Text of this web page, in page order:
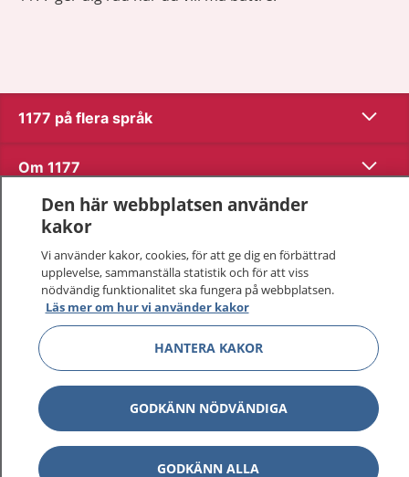
1177 på flera språk Visa
Om 1177 Visa
Kontakt
Behandling av personuppgifter
Hantering av kakor
Inställningar för kakor
1177 – en tjänst frånInera.
Den här webbplatsen använder
kakor
Vi använder kakor, cookies, för att ge dig en förbättrad
upplevelse, sammanställa statistik och för att viss
nödvändig funktionalitet ska fungera på webbplatsen.
Läs mer om hur vi använder kakor
HANTERA KAKOR
GODKÄNN NÖDVÄNDIGA
GODKÄNN ALLA